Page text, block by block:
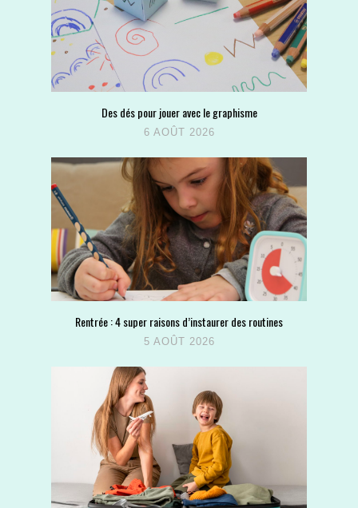
Des dés pour jouer avec le graphisme
6 AOÛT 2026
Rentrée : 4 super raisons d’instaurer des routines
5 AOÛT 2026